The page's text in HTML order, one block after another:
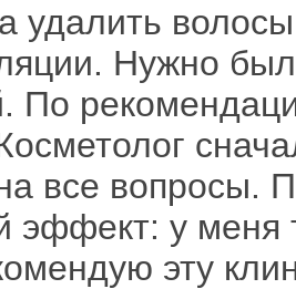
удалить
Нужно
По
все вопросы.
эффект: у меня
эту